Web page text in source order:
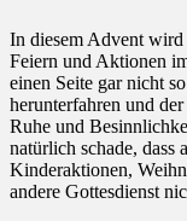
In diesem Advent wird
Feiern und Aktionen
einen Seite gar nicht
herunterfahren und
Ruhe und
natürlich schade, dass
Kinderaktionen,
andere Gottesdienst